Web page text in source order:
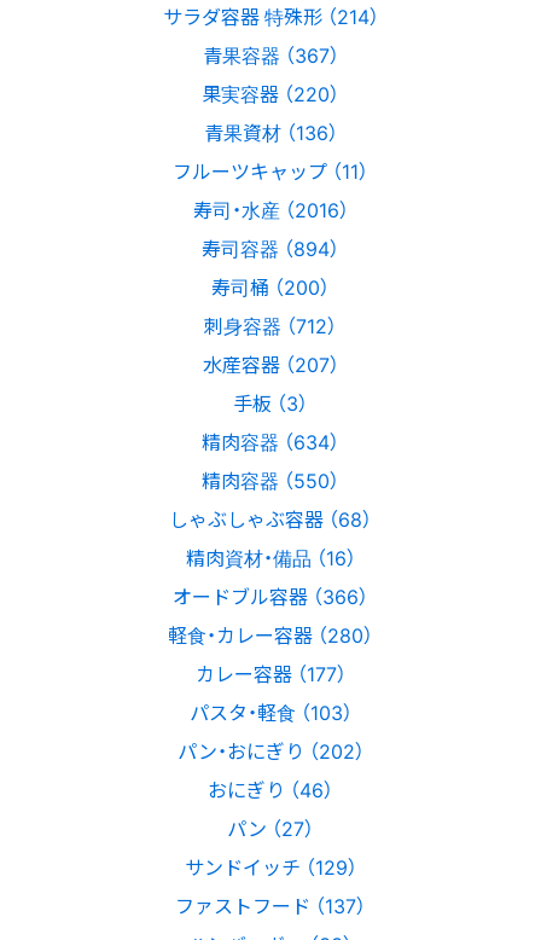
サラダ容器 特殊形 （214）
青果容器 （367）
果実容器 （220）
青果資材 （136）
フルーツキャップ （11）
寿司・水産 （2016）
寿司容器 （894）
寿司桶 （200）
刺身容器 （712）
水産容器 （207）
手板 （3）
精肉容器 （634）
精肉容器 （550）
しゃぶしゃぶ容器 （68）
精肉資材・備品 （16）
オードブル容器 （366）
軽食・カレー容器 （280）
カレー容器 （177）
パスタ・軽食 （103）
パン・おにぎり （202）
おにぎり （46）
パン （27）
サンドイッチ （129）
ファストフード （137）